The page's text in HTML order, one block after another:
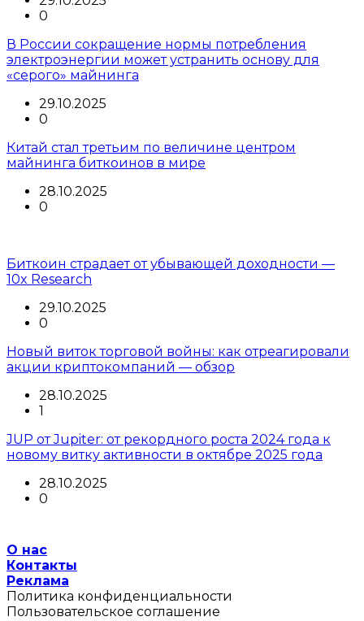
0
В России сокращение нормы потребления
электроэнергии может устранить основу для
«серого» майнинга
29.10.2025
0
Китай стал третьим по величине центром
майнинга биткоинов в мире
28.10.2025
0
Биткоин страдает от убывающей доходности —
10x Research
29.10.2025
0
Новый виток торговой войны: как отреагировали
акции криптокомпаний — обзор
28.10.2025
1
JUP от Jupiter: от рекордного роста 2024 года к
новому витку активности в октябре 2025 года
28.10.2025
0
О нас
Контакты
Реклама
Политика конфиденциальности
Пользовательское соглашение